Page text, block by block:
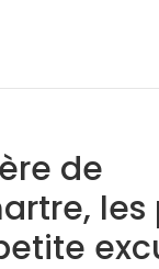
de
les